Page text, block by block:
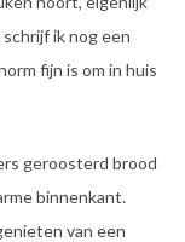
ik nog een
fijn is om in huis
geroosterd brood
binnenkant.
van een